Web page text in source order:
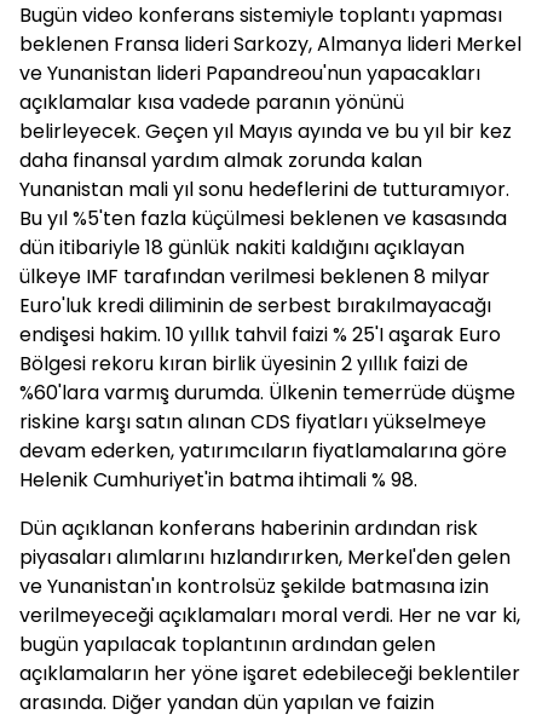
Bugün video konferans sistemiyle toplantı yapması
beklenen Fransa lideri Sarkozy, Almanya lideri Merkel
ve Yunanistan lideri Papandreou'nun yapacakları
açıklamalar kısa vadede paranın yönünü
belirleyecek. Geçen yıl Mayıs ayında ve bu yıl bir kez
daha finansal yardım almak zorunda kalan
Yunanistan mali yıl sonu hedeflerini de tutturamıyor.
Bu yıl %5'ten fazla küçülmesi beklenen ve kasasında
dün itibariyle 18 günlük nakiti kaldığını açıklayan
ülkeye IMF tarafından verilmesi beklenen 8 milyar
Euro'luk kredi diliminin de serbest bırakılmayacağı
endişesi hakim. 10 yıllık tahvil faizi % 25'I aşarak Euro
Bölgesi rekoru kıran birlik üyesinin 2 yıllık faizi de
%60'lara varmış durumda. Ülkenin temerrüde düşme
riskine karşı satın alınan CDS fiyatları yükselmeye
devam ederken, yatırımcıların fiyatlamalarına göre
Helenik Cumhuriyet'in batma ihtimali % 98.
Dün açıklanan konferans haberinin ardından risk
piyasaları alımlarını hızlandırırken, Merkel'den gelen
ve Yunanistan'ın kontrolsüz şekilde batmasına izin
verilmeyeceği açıklamaları moral verdi. Her ne var ki,
bugün yapılacak toplantının ardından gelen
açıklamaların her yöne işaret edebileceği beklentiler
arasında. Diğer yandan dün yapılan ve faizin